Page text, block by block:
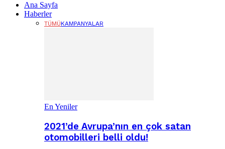
Ana Sayfa
Haberler
TÜMÜKAMPANYALAR
En Yeniler
2021’de Avrupa’nın en çok satan
otomobilleri belli oldu!